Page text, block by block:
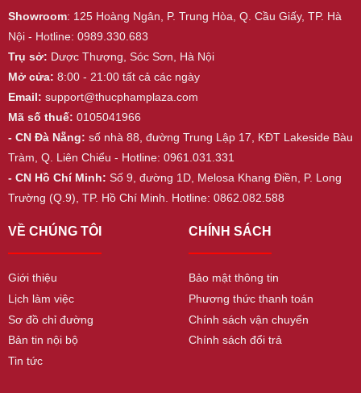
Showroom: 125 Hoàng Ngân, P. Trung Hòa, Q. Cầu Giấy, TP. Hà
Nội - Hotline: 0989.330.683
Trụ sở: Dược Thượng, Sóc Sơn, Hà Nội
Mở cửa: 8:00 - 21:00 tất cả các ngày
Email: support@thucphamplaza.com
Mã số thuế: 0105041966
- CN Đà Nẵng: số nhà 88, đường Trung Lập 17, KĐT Lakeside Bàu
Tràm, Q. Liên Chiểu - Hotline: 0961.031.331
- CN Hồ Chí Minh: Số 9, đường 1D, Melosa Khang Điền, P. Long
Trường (Q.9), TP. Hồ Chí Minh. Hotline: 0862.082.588
VỀ CHÚNG TÔI
Giới thiệu
Lịch làm việc
Sơ đồ chỉ đường
Bản tin nội bộ
Tin tức
CHÍNH SÁCH
Bảo mật thông tin
Phương thức thanh toán
Chính sách vận chuyển
Chính sách đổi trả